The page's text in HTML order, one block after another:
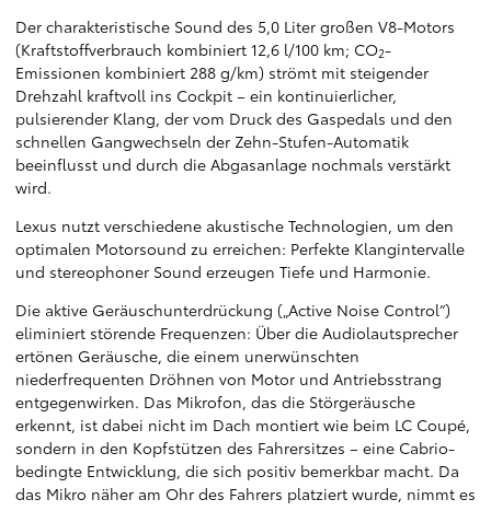
Der charakteristische Sound des 5,0 Liter großen V8-Motors
(Kraftstoffverbrauch kombiniert 12,6 l/100 km; CO2-
Emissionen kombiniert 288 g/km) strömt mit steigender
Drehzahl kraftvoll ins Cockpit – ein kontinuierlicher,
pulsierender Klang, der vom Druck des Gaspedals und den
schnellen Gangwechseln der Zehn-Stufen-Automatik
beeinflusst und durch die Abgasanlage nochmals verstärkt
wird.
Lexus nutzt verschiedene akustische Technologien, um den
optimalen Motorsound zu erreichen: Perfekte Klangintervalle
und stereophoner Sound erzeugen Tiefe und Harmonie.
Die aktive Geräuschunterdrückung („Active Noise Control“)
eliminiert störende Frequenzen: Über die Audiolautsprecher
ertönen Geräusche, die einem unerwünschten
niederfrequenten Dröhnen von Motor und Antriebsstrang
entgegenwirken. Das Mikrofon, das die Störgeräusche
erkennt, ist dabei nicht im Dach montiert wie beim LC Coupé,
sondern in den Kopfstützen des Fahrersitzes – eine Cabrio-
bedingte Entwicklung, die sich positiv bemerkbar macht. Da
das Mikro näher am Ohr des Fahrers platziert wurde, nimmt es